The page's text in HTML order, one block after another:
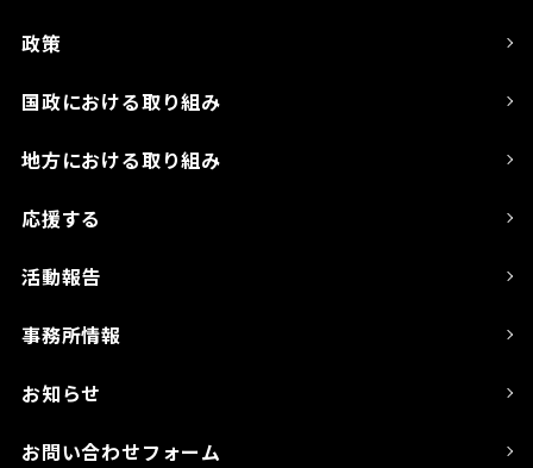
政策
国政における取り組み
地方における取り組み
応援する
活動報告
事務所情報
お知らせ
お問い合わせフォーム